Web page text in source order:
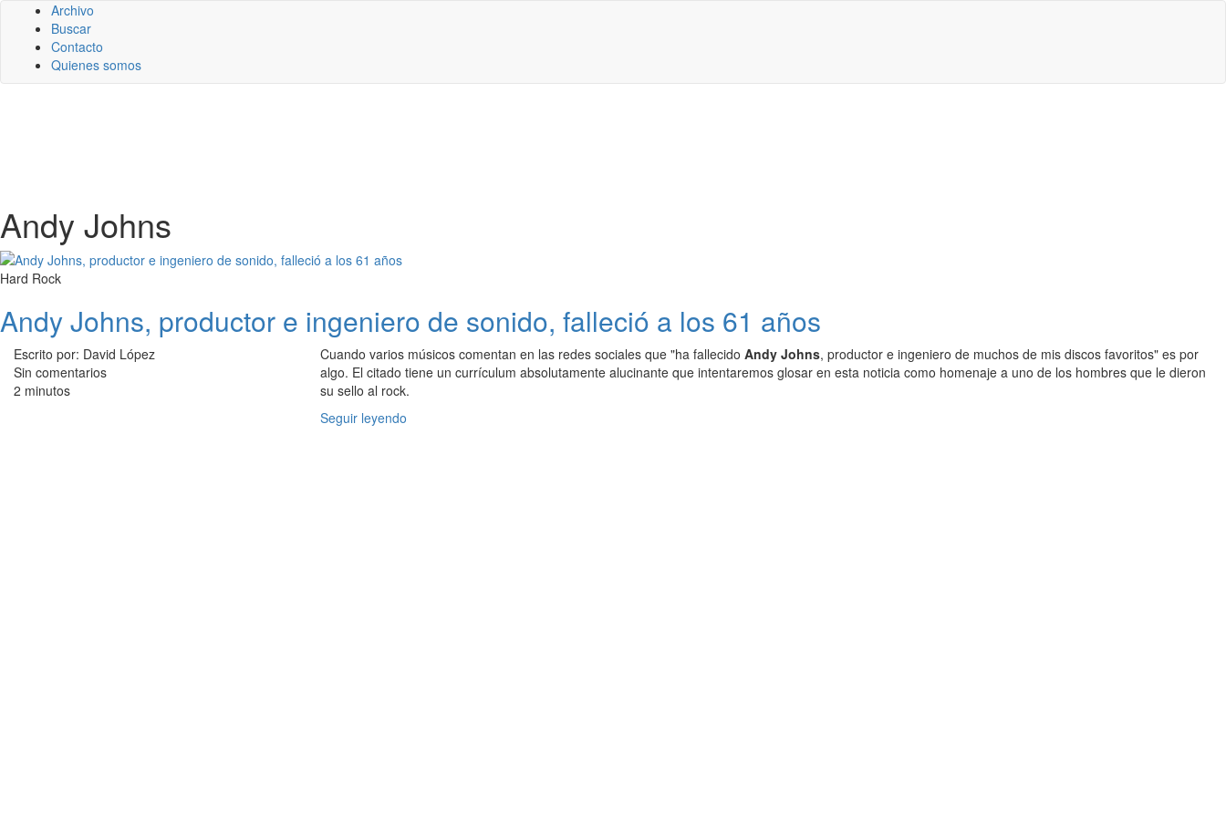
Archivo
Buscar
Contacto
Quienes somos
Andy Johns
Hard Rock
Andy Johns, productor e ingeniero de sonido, falleció a los 61 años
Escrito por: David López
Sin comentarios
2 minutos
Cuando varios músicos comentan en las redes sociales que "ha fallecido Andy Johns, productor e ingeniero de muchos de mis discos favoritos" es por
algo. El citado tiene un currículum absolutamente alucinante que intentaremos glosar en esta noticia como homenaje a uno de los hombres que le dieron
su sello al rock.
Seguir leyendo